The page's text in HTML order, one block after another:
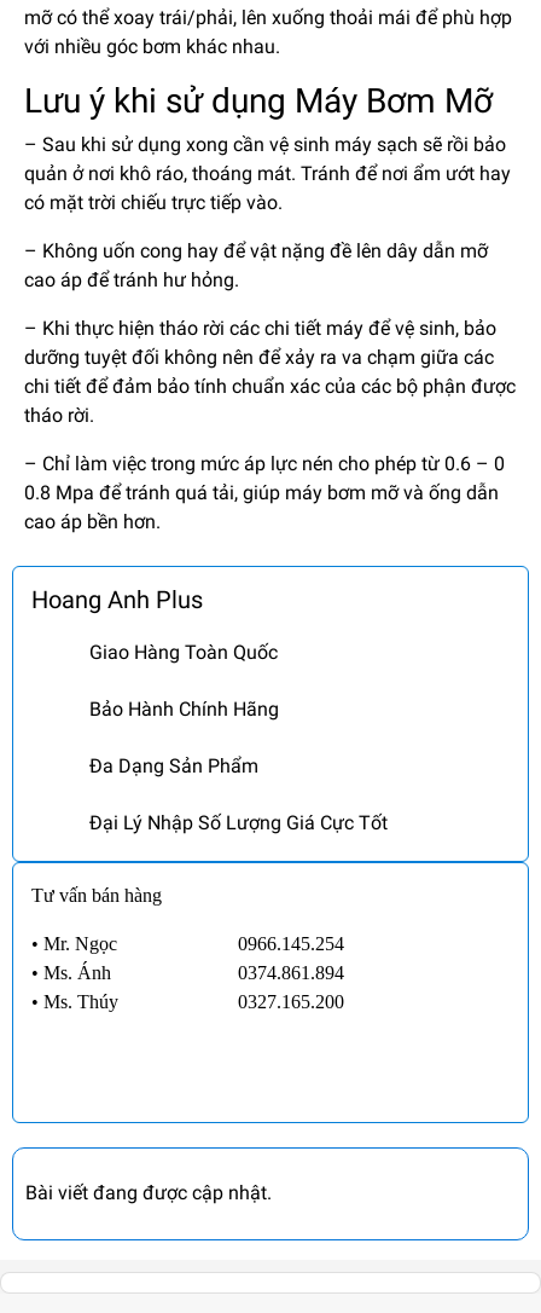
mỡ có thể xoay trái/phải, lên xuống thoải mái để phù hợp
với nhiều góc bơm khác nhau.
Lưu ý khi sử dụng Máy Bơm Mỡ
– Sau khi sử dụng xong cần vệ sinh máy sạch sẽ rồi bảo
quản ở nơi khô ráo, thoáng mát. Tránh để nơi ẩm ướt hay
có mặt trời chiếu trực tiếp vào.
– Không uốn cong hay để vật nặng đề lên dây dẫn mỡ
cao áp để tránh hư hỏng.
– Khi thực hiện tháo rời các chi tiết máy để vệ sinh, bảo
dưỡng tuyệt đối không nên để xảy ra va chạm giữa các
chi tiết để đảm bảo tính chuẩn xác của các bộ phận được
tháo rời.
– Chỉ làm việc trong mức áp lực nén cho phép từ 0.6 – 0
0.8 Mpa để tránh quá tải, giúp máy bơm mỡ và ống dẫn
cao áp bền hơn.
Hoang Anh Plus
Giao Hàng Toàn Quốc
Bảo Hành Chính Hãng
Đa Dạng Sản Phẩm
Đại Lý Nhập Số Lượng Giá Cực Tốt
Tư vấn bán hàng
• Mr. Ngọc
0966.145.254
• Ms. Ánh
0374.861.894
• Ms. Thúy 0327.165.200
Bài viết đang được cập nhật.